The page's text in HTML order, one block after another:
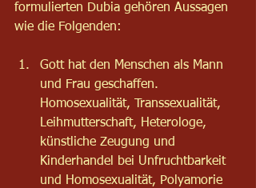
formulierten Dubia gehören Aussagen
wie die Folgenden:
Gott hat den Menschen als Mann
und Frau geschaffen.
Homosexualität, Transsexualität,
Leihmutterschaft, Heterologe,
künstliche Zeugung und
Kinderhandel bei Unfruchtbarkeit
und Homosexualität, Polyamorie